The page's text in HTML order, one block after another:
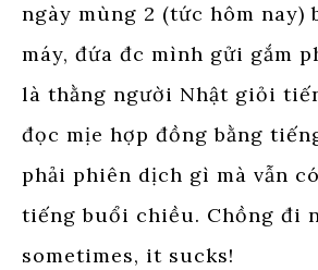
ngày mùng 2 (tức hôm nay)
máy, đứa đc mình gửi gắm
là thằng người Nhật giỏi
đọc mịe hợp đồng bằng
phải phiên dịch gì mà vẫn
tiếng buổi chiều. Chồng đi
sometimes, it sucks!